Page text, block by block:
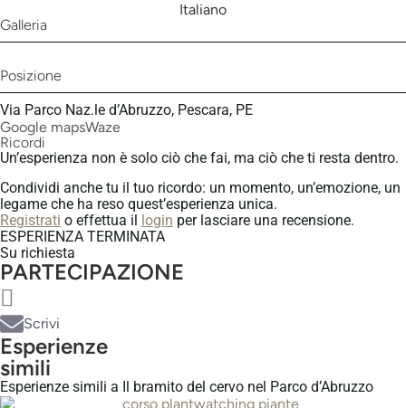
Italiano
Galleria
Posizione
Via Parco Naz.le d’Abruzzo, Pescara, PE
Google mapsWaze
Ricordi
Un’esperienza non è solo ciò che fai, ma ciò che ti resta dentro.
Condividi anche tu il tuo ricordo: un momento, un’emozione, un
legame che ha reso quest’esperienza unica.
Registrati o effettua il login per lasciare una recensione.
ESPERIENZA TERMINATA
Su richiesta
PARTECIPAZIONE
Scrivi
Esperienze
simili
Esperienze simili a Il bramito del cervo nel Parco d’Abruzzo